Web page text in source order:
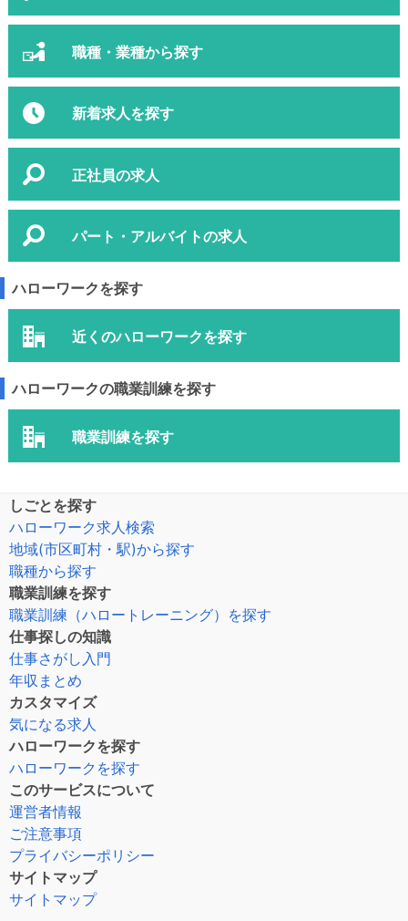
職種・業種から探す
新着求人を探す
正社員の求人
パート・アルバイトの求人
ハローワークを探す
近くのハローワークを探す
ハローワークの職業訓練を探す
職業訓練を探す
しごとを探す
ハローワーク求人検索
地域(市区町村・駅)から探す
職種から探す
職業訓練を探す
職業訓練（ハロートレーニング）を探す
仕事探しの知識
仕事さがし入門
年収まとめ
カスタマイズ
気になる求人
ハローワークを探す
ハローワークを探す
このサービスについて
運営者情報
ご注意事項
プライバシーポリシー
サイトマップ
サイトマップ